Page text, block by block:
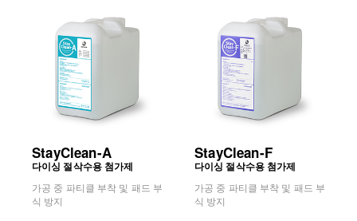
StayClean-A
다이싱 절삭수용 첨가제
가공 중 파티클 부착 및 패드 부
식 방지
StayClean-F
다이싱 절삭수용 첨가제
가공 중 파티클 부착 및 패드 부
식 방지